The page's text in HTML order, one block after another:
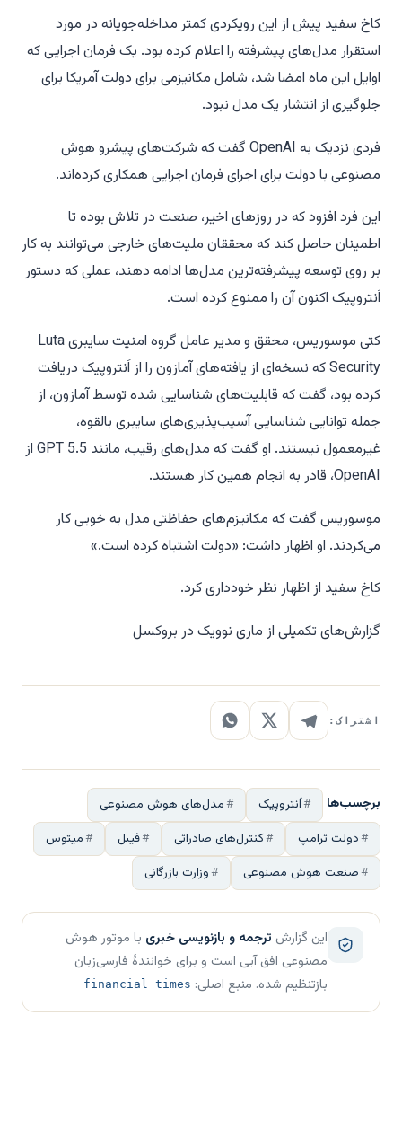
کاخ سفید پیش از این رویکردی کمتر مداخله‌جویانه در مورد
استقرار مدل‌های پیشرفته را اعلام کرده بود. یک فرمان اجرایی که
اوایل این ماه امضا شد، شامل مکانیزمی برای دولت آمریکا برای
جلوگیری از انتشار یک مدل نبود.
فردی نزدیک به OpenAI گفت که شرکت‌های پیشرو هوش
مصنوعی با دولت برای اجرای فرمان اجرایی همکاری کرده‌اند.
این فرد افزود که در روزهای اخیر، صنعت در تلاش بوده تا
اطمینان حاصل کند که محققان ملیت‌های خارجی می‌توانند به کار
بر روی توسعه پیشرفته‌ترین مدل‌ها ادامه دهند، عملی که دستور
اَنتروپیک اکنون آن را ممنوع کرده است.
کتی موسوریس، محقق و مدیر عامل گروه امنیت سایبری Luta
Security که نسخه‌ای از یافته‌های آمازون را از اَنتروپیک دریافت
کرده بود، گفت که قابلیت‌های شناسایی شده توسط آمازون، از
جمله توانایی شناسایی آسیب‌پذیری‌های سایبری بالقوه،
غیرمعمول نیستند. او گفت که مدل‌های رقیب، مانند GPT 5.5 از
OpenAI، قادر به انجام همین کار هستند.
موسوریس گفت که مکانیزم‌های حفاظتی مدل به خوبی کار
می‌کردند. او اظهار داشت: «دولت اشتباه کرده است.»
کاخ سفید از اظهار نظر خودداری کرد.
گزارش‌های تکمیلی از ماری نوویک در بروکسل
اشتراک:
برچسب‌ها اَنتروپیک
مدل‌های هوش مصنوعی
دولت ترامپ
کنترل‌های صادراتی فیبل
میتوس
صنعت هوش مصنوعی
وزارت بازرگانی
این گزارش ترجمه و بازنویسی خبری با موتور هوش
مصنوعی افق آبی است و برای خوانندهٔ فارسی‌زبان
بازتنظیم شده. منبع اصلی: financial times